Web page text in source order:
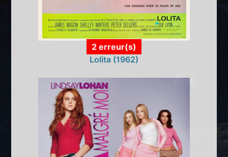
2 erreur(s)
Lolita (1962)